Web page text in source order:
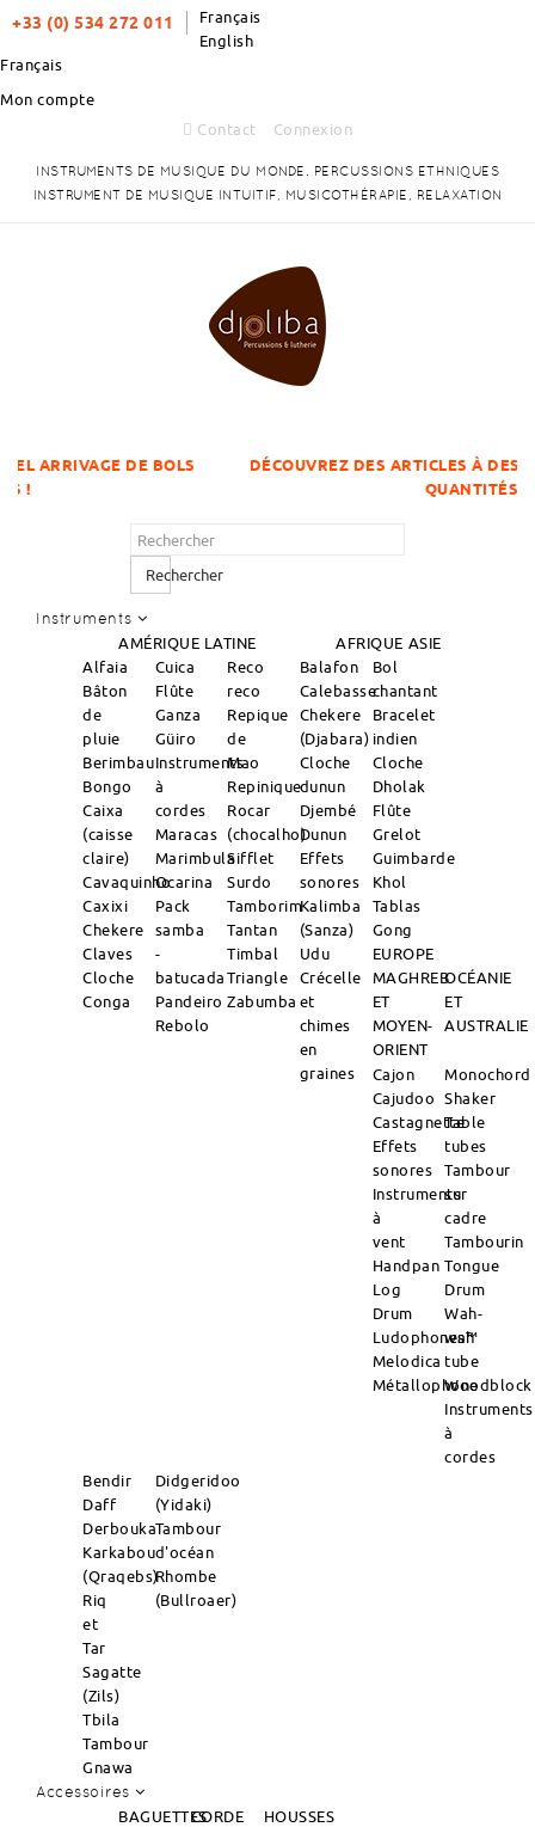
+33 (0) 534 272 011
Français
English
Français
Mon compte
Contact
Connexion
INSTRUMENTS DE MUSIQUE DU MONDE. PERCUSSIONS ETHNIQUES
INSTRUMENT DE MUSIQUE INTUITIF, MUSICOTHÉRAPIE, RELAXATION
DE BOLS
DÉCOUVREZ DES ARTICLES À DES PRIX
Rechercher
Instruments
AMÉRIQUE LATINE AFRIQUE ASIE
Alfaia
Bâton
de
pluie
Berimbau
Bongo
Caixa
(caisse
claire)
Cavaquinho
Caxixi
Chekere
Claves
Cloche
Conga
Cuica
Flûte
Ganza
Güiro
Instruments
à
cordes
Maracas
Marimbula
Ocarina
Pack
samba
-
batucada
Pandeiro
Rebolo
Reco
reco
Repique
de
Mao
Repinique
Rocar
(chocalho)
Sifflet
Surdo
Tamborim
Tantan
Timbal
Triangle
Zabumba
Balafon
Calebasse
Chekere
(Djabara)
Cloche
dunun
Djembé
Dunun
Effets
sonores
Kalimba
(Sanza)
Udu
Crécelle
et
chimes
en
graines
Bol
chantant
Bracelet
indien
Cloche
Dholak
Flûte
Grelot
Guimbarde
Khol
Tablas
Gong
EUROPE
MAGHREB
ET
MOYEN-
ORIENT
OCÉANIE
ET
AUSTRALIE
Cajon
Cajudoo
Castagnette
Effets
sonores
Instruments
à
vent
Handpan
Log
Drum
Ludophones™
Melodica
Métallophone
Monochord
Shaker
Table
tubes
Tambour
sur
cadre
Tambourin
Tongue
Drum
Wah-
wah
tube
Woodblock
Instruments
à
cordes
Bendir
Daff
Derbouka
Karkabou
(Qraqebs)
Riq
et
Tar
Sagatte
(Zils)
Tbila
Tambour
Gnawa
Didgeridoo
(Yidaki)
Tambour
d'océan
Rhombe
(Bullroaer)
Accessoires
BAGUETTESCORDE
HOUSSES